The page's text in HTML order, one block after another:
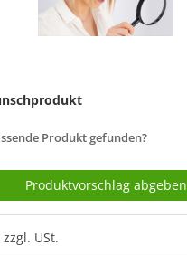
Produkt gefunden?
Produktvorschlag abgeben
USt.